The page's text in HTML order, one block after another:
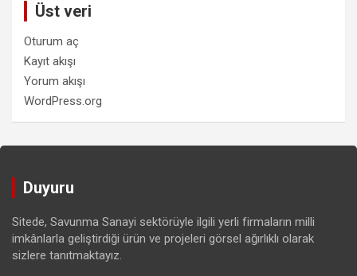
Üst veri
Oturum aç
Kayıt akışı
Yorum akışı
WordPress.org
Duyuru
Sitede, Savunma Sanayi sektörüyle ilgili yerli firmaların milli
imkânlarla geliştirdiği ürün ve projeleri görsel ağırlıklı olarak
sizlere tanıtmaktayız.